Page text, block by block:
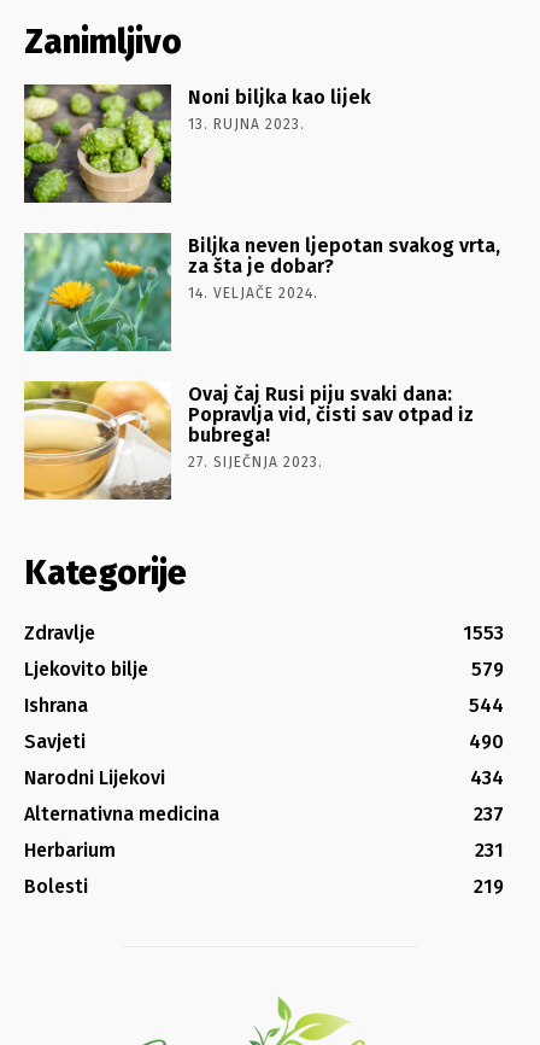
Zanimljivo
Noni biljka kao lijek
13. RUJNA 2023.
Biljka neven ljepotan svakog vrta,
za šta je dobar?
14. VELJAČE 2024.
Ovaj čaj Rusi piju svaki dana:
Popravlja vid, čisti sav otpad iz
bubrega!
27. SIJEČNJA 2023.
Kategorije
Zdravlje
1553
Ljekovito bilje
579
Ishrana
544
Savjeti
490
Narodni Lijekovi
434
Alternativna medicina
237
Herbarium
231
Bolesti
219